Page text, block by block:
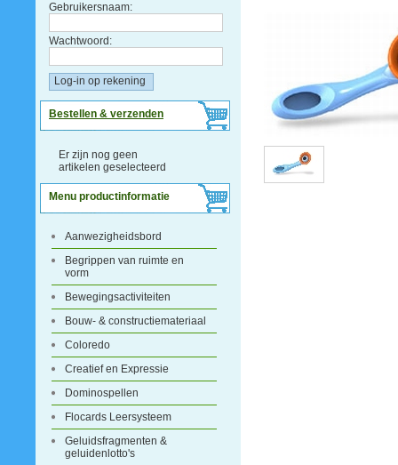
Gebruikersnaam:
Wachtwoord:
Bestellen & verzenden
Er zijn nog geen
artikelen geselecteerd
Menu productinformatie
Aanwezigheidsbord
Begrippen van ruimte en
vorm
Bewegingsactiviteiten
Bouw- & constructiemateriaal
Coloredo
Creatief en Expressie
Dominospellen
Flocards Leersysteem
Geluidsfragmenten &
geluidenlotto's